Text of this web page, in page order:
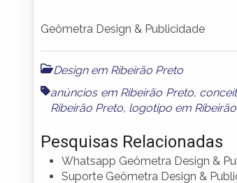
Geômetra Design & Publicidade
Design em Ribeirão Preto
anúncios em Ribeirão Preto,
Ribeirão Preto, logotipo em
Pesquisas Relacionadas
Whatsapp Geômetra Design &
Suporte Geômetra Design &